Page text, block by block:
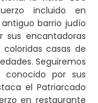
incluido en
barrio judío
sus encantadoras
casas de
Seguiremos
conocido por sus
el Patriarcado
en restaurante